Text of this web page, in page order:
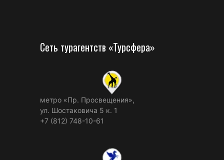
Сеть турагентств «Турсфера»
метро «Пр. Просвещения»,
ул. Шостаковича 5 к. 1
+7 (812) 748-10-61